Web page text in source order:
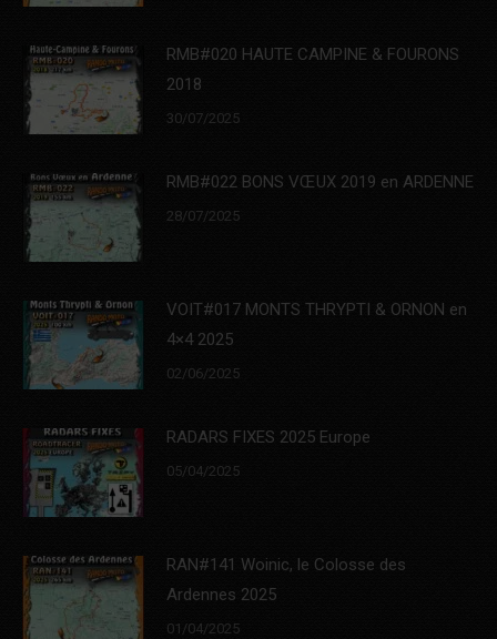
RMB#020 HAUTE CAMPINE & FOURONS
2018
30/07/2025
RMB#022 BONS VŒUX 2019 en ARDENNE
28/07/2025
VOIT#017 MONTS THRYPTI & ORNON en
4×4 2025
02/06/2025
RADARS FIXES 2025 Europe
05/04/2025
RAN#141 Woinic, le Colosse des
Ardennes 2025
01/04/2025